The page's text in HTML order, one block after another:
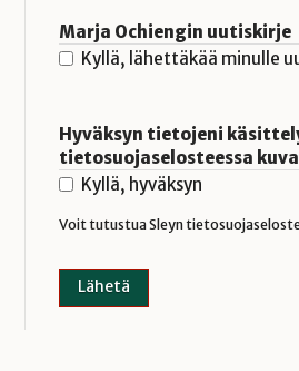
Marja Ochiengin uutiskirje
Kyllä, lähettäkää minulle
Hyväksyn tietojeni
tietosuojaselosteessa
Kyllä, hyväksyn
Voit tutustua Sleyn